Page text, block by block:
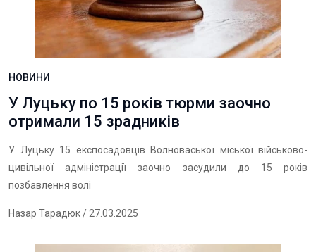
НОВИНИ
У Луцьку по 15 років тюрми заочно
отримали 15 зрадників
У Луцьку 15 експосадовців Волноваської міської військово-
цивільної адміністрації заочно засудили до 15 років
позбавлення волі
Назар Тарадюк/ 27.03.2025